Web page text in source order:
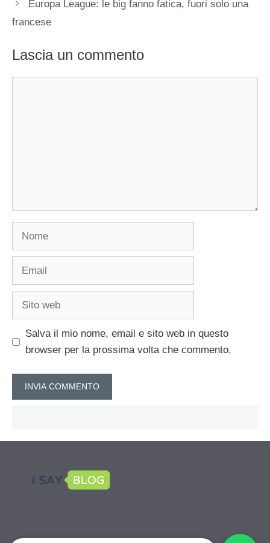
Europa League: le big fanno fatica, fuori solo una
francese
Lascia un commento
Nome
Email
Sito
Salva il mio nome, email e sito web in questo
browser per la prossima volta che commento.